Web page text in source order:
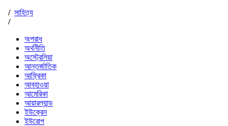
/ সাহিত্য
/
অপরাধ
অর্থনীতি
অস্ট্রেলিয়া
আন্তর্জাতিক
আফ্রিকা
আবহাওয়া
আমেরিকা
আয়ারল্যান্ড
ইউক্রেন
ইউরোপ